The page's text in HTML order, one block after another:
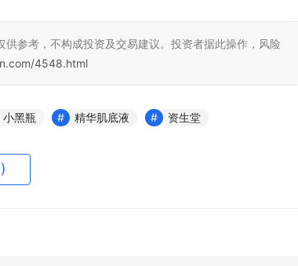
参考，不构成投资及交易建议。投资者据此操作，风险
4548.html
小黑瓶 精华肌底液 资生堂